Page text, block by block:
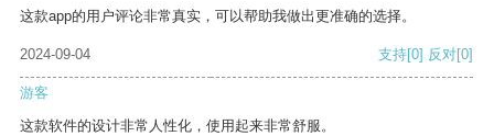
这款app的用户评论非常真实，可以帮助我做出更准确的选择。
2024-09-04 支持[0] 反对[0]
游客
这款软件的设计非常人性化，使用起来非常舒服。